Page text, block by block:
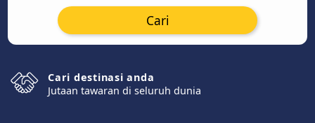
Cari
Cari destinasi anda
Jutaan tawaran di seluruh dunia